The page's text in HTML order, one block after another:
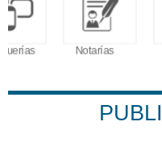
Clima Horoscopo